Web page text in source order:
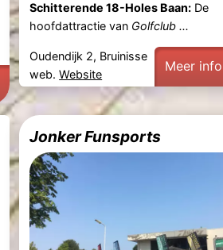
Schitterende 18-Holes Baan: De
hoofdattractie van Golfclub ...
Oudendijk 2, Bruinisse
web.Website Meer
Jonker Funsports